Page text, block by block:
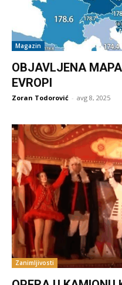
Magazin
OBJAVLJENA
EVROPI
Zoran Todorović - avg 8, 2025
Zanimljivosti